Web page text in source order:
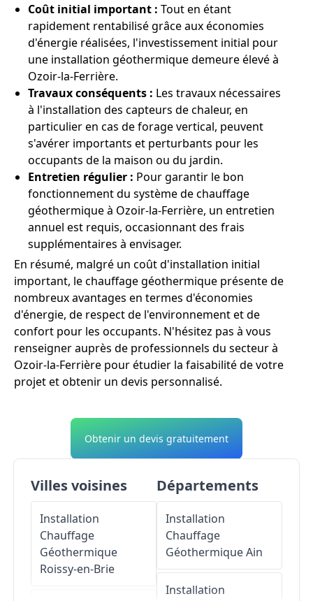
Coût initial important : Tout en étant
rapidement rentabilisé grâce aux économies
d'énergie réalisées, l'investissement initial pour
une installation géothermique demeure élevé à
Ozoir-la-Ferrière.
Travaux conséquents : Les travaux nécessaires
à l'installation des capteurs de chaleur, en
particulier en cas de forage vertical, peuvent
s'avérer importants et perturbants pour les
occupants de la maison ou du jardin.
Entretien régulier : Pour garantir le bon
fonctionnement du système de chauffage
géothermique à Ozoir-la-Ferrière, un entretien
annuel est requis, occasionnant des frais
supplémentaires à envisager.
En résumé, malgré un coût d'installation initial
important, le chauffage géothermique présente de
nombreux avantages en termes d'économies
d'énergie, de respect de l'environnement et de
confort pour les occupants. N'hésitez pas à vous
renseigner auprès de professionnels du secteur à
Ozoir-la-Ferrière pour étudier la faisabilité de votre
projet et obtenir un devis personnalisé.
Obtenir un devis gratuitement
Villes voisines
Installation
Chauffage
Géothermique
Roissy-en-Brie
Départements
Installation
Chauffage
GéothermiqueAin
Installation